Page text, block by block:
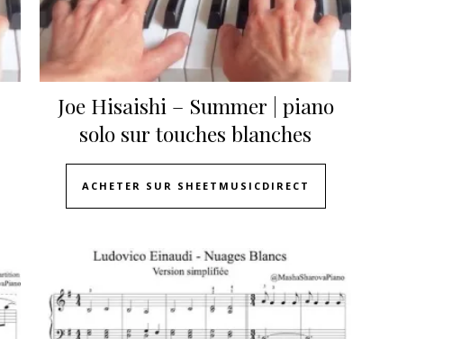
Joe Hisaishi – Summer | piano
solo sur touches blanches
ACHETER SUR SHEETMUSICDIRECT